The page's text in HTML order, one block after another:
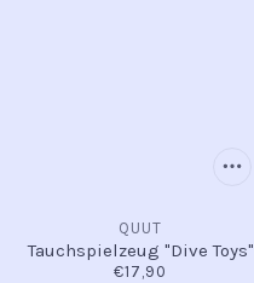
QUUT
Tauchspielzeug "Dive Toys"
€17,90